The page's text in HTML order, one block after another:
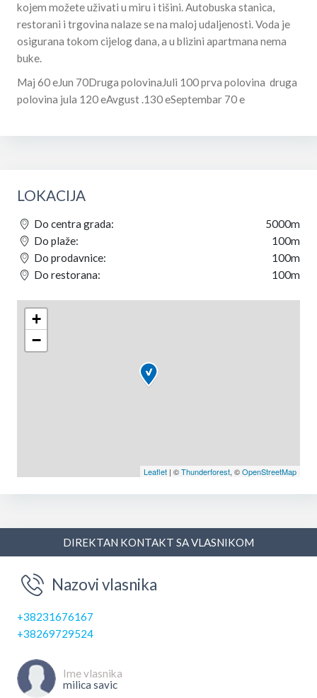
kojem možete uživati u miru i tišini. Autobuska stanica,
restorani i trgovina nalaze se na maloj udaljenosti. Voda je
osigurana tokom cijelog dana, a u blizini apartmana nema
buke.
Maj 60 eJun 70Druga polovinaJuli 100 prva polovina druga
polovina jula 120 eAvgust .130 eSeptembar 70 e
LOKACIJA
Do centra grada:
5000m
Do plaže:
100m
Do prodavnice:
100m
Do restorana:
100m
+
−
Leaflet | ©Thunderforest, ©OpenStreetMap
DIREKTAN KONTAKT SA VLASNIKOM
Nazovi vlasnika
+38231676167
+38269729524
Ime vlasnika
milica savic